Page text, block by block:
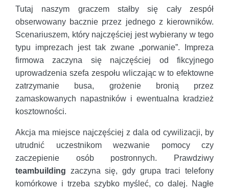
Tutaj naszym graczem stałby się cały zespół
obserwowany bacznie przez jednego z kierowników.
Scenariuszem, który najczęściej jest wybierany w tego
typu imprezach jest tak zwane „porwanie”. Impreza
firmowa zaczyna się najczęściej od fikcyjnego
uprowadzenia szefa zespołu wliczając w to efektowne
zatrzymanie busa, grożenie bronią przez
zamaskowanych napastników i ewentualna kradzież
kosztowności.
Akcja ma miejsce najczęściej z dala od cywilizacji, by
utrudnić uczestnikom wezwanie pomocy czy
zaczepienie osób postronnych. Prawdziwy
teambuilding zaczyna się, gdy grupa traci telefony
komórkowe i trzeba szybko myśleć, co dalej. Nagłe